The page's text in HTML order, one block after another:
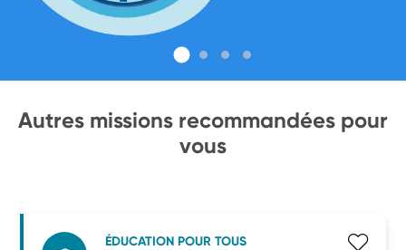
Autres missions recommandées pour
vous
ÉDUCATION POUR TOUS